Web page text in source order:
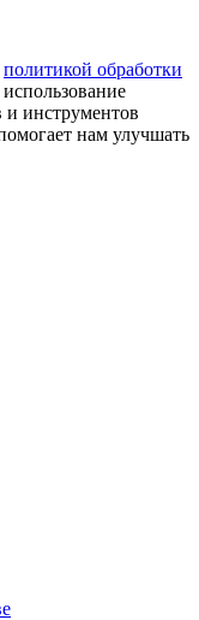
политикой обработки
и инструментов
нам улучшать